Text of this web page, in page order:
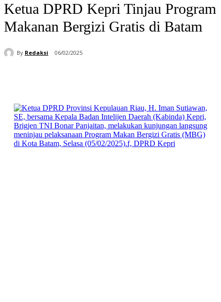
Ketua DPRD Kepri Tinjau Program
Makanan Bergizi Gratis di Batam
By Redaksi 06/02/2025